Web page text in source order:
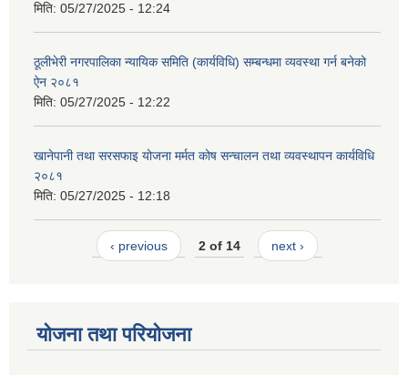
मिति: 05/27/2025 - 12:24
ठूलीभेरी नगरपालिका न्यायिक समिति (कार्यविधि) सम्बन्धमा व्यवस्था गर्न बनेको
ऐन २०८१
मिति: 05/27/2025 - 12:22
खानेपानी तथा सरसफाइ योजना मर्मत कोष सन्चालन तथा व्यवस्थापन कार्यविधि
२०८१
मिति: 05/27/2025 - 12:18
‹ previous 2 of 14 next ›
योजना तथा परियोजना